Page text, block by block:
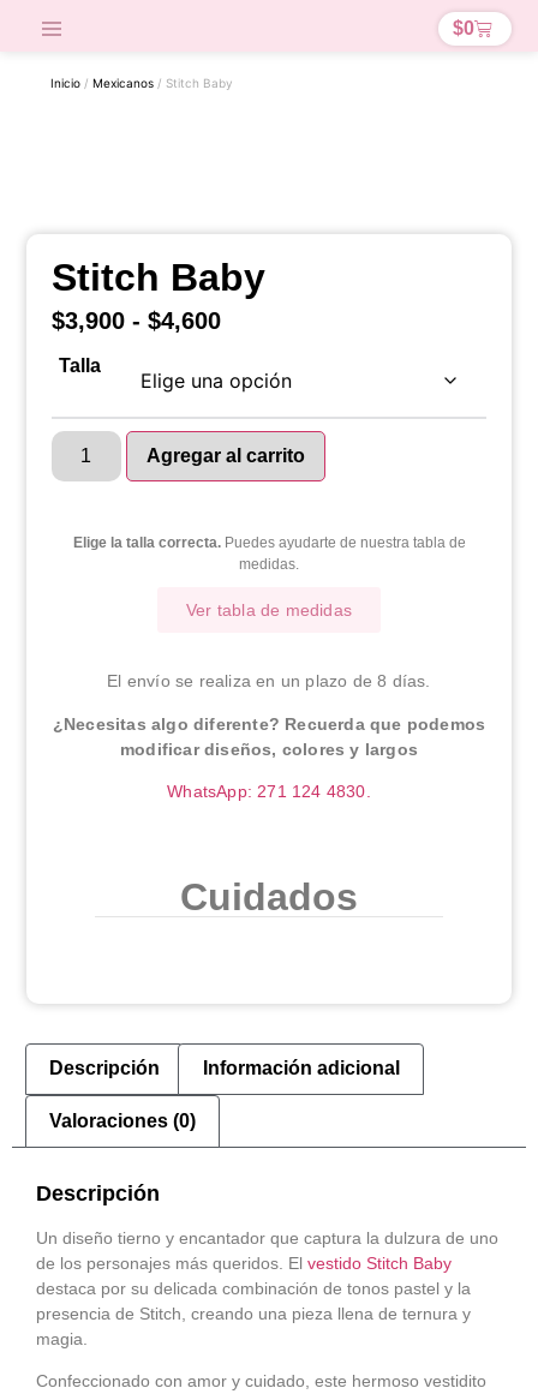
$0
Inicio / Mexicanos / Stitch Baby
Stitch Baby
$3,900 - $4,600
Talla
Agregar al carrito
Elige la talla correcta.Puedes ayudarte de nuestra tabla de
medidas.
Ver tabla de medidas
El envío se realiza en un plazo de 8 días.
¿Necesitas algo diferente? Recuerda que podemos
modificar diseños, colores y largos
WhatsApp: 271 124 4830.
Cuidados
Descripción Información adicional
Valoraciones (0)
Descripción
Un diseño tierno y encantador que captura la dulzura de uno
de los personajes más queridos. El vestido Stitch Baby
destaca por su delicada combinación de tonos pastel y la
presencia de Stitch, creando una pieza llena de ternura y
magia.
Confeccionado con amor y cuidado, este hermoso vestidito